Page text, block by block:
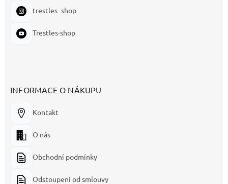
trestles_shop
Trestles-shop
INFORMACE O NÁKUPU
Kontakt
O nás
Obchodní podmínky
Odstoupení od smlouvy